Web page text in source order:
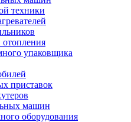
техники
отопления
упаковщика
приставок
машин
оборудования